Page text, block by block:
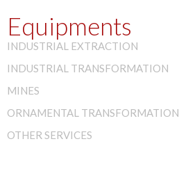
Equipments
INDUSTRIAL EXTRACTION
INDUSTRIAL TRANSFORMATION
MINES
ORNAMENTAL TRANSFORMATION
OTHER SERVICES